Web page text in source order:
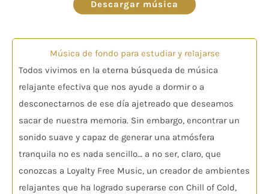
audio
Descargar música
Música de fondo para estudiar y relajarse
Todos vivimos en la eterna búsqueda de música
relajante efectiva que nos ayude a dormir o a
desconectarnos de ese día ajetreado que deseamos
sacar de nuestra memoria. Sin embargo, encontrar un
sonido suave y capaz de generar una atmósfera
tranquila no es nada sencillo… a no ser, claro, que
conozcas a Loyalty Free Music, un creador de ambientes
relajantes que ha logrado superarse con Chill of Cold,